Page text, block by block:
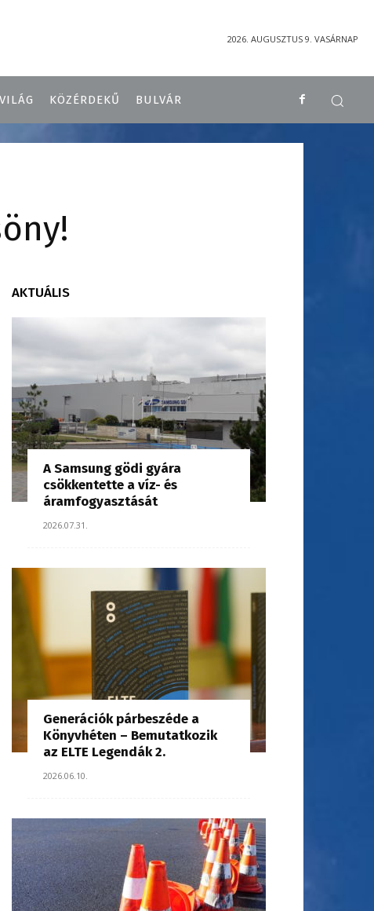
2026. AUGUSZTUS 9. VASÁRNAP
KÖZÉRDEKŰ BULVÁR
AKTUÁLIS
A Samsung gödi gyára
csökkentette a víz- és
áramfogyasztását
2026.07.31.
Generációk párbeszéde a
Könyvhéten – Bemutatkozik
az ELTE Legendák 2.
2026.06.10.